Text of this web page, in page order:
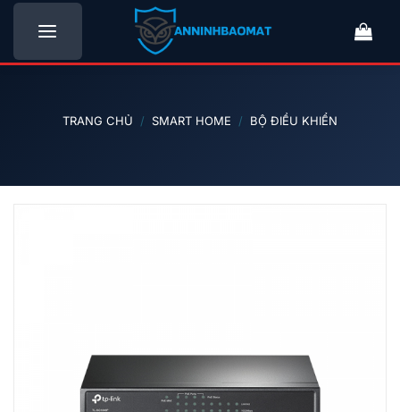
Bỏ
nội
TRANG CHỦ / SMART HOME / BỘ ĐIỀU KHIỂN